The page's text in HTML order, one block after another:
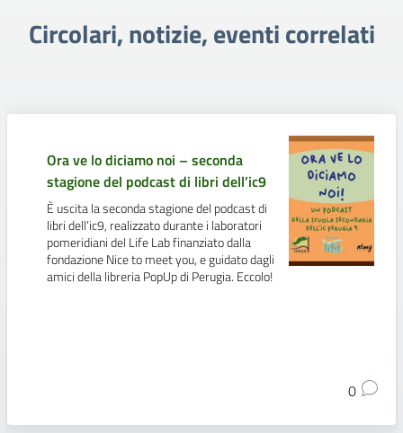
Circolari, notizie, eventi correlati
Ora ve lo diciamo noi – seconda
stagione del podcast di libri dell’ic9
È uscita la seconda stagione del podcast di
libri dell’ic9, realizzato durante i laboratori
pomeridiani del Life Lab finanziato dalla
fondazione Nice to meet you, e guidato dagli
amici della libreria PopUp di Perugia. Eccolo!
0